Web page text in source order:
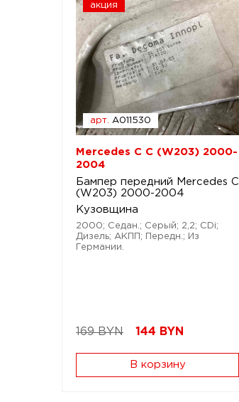
акция
арт. A011530
Mercedes C C (W203) 2000-
2004
Бампер передний Mercedes C
(W203) 2000-2004
Кузовщина
2000; Седан.; Серый; 2,2; CDi;
Дизель; АКПП; Передн.; Из
Германии.
169 BYN 144 BYN
В корзину